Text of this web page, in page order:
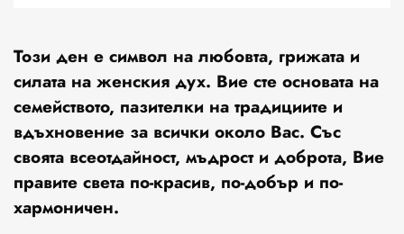
Този ден е символ на любовта, грижата и
силата на женския дух. Вие сте основата на
семейството, пазителки на традициите и
вдъхновение за всички около Вас. Със
своята всеотдайност, мъдрост и доброта, Вие
правите света по-красив, по-добър и по-
хармоничен.